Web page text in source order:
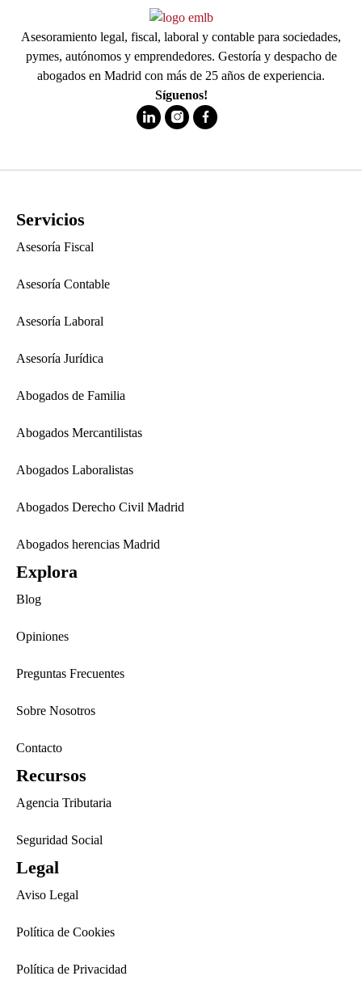
Asesoramiento legal, fiscal, laboral y contable para sociedades,
pymes, autónomos y emprendedores. Gestoría y despacho de
abogados en Madrid con más de 25 años de experiencia.
Síguenos!
Servicios
Asesoría Fiscal
Asesoría Contable
Asesoría Laboral
Asesoría Jurídica
Abogados de Familia
Abogados Mercantilistas
Abogados Laboralistas
Abogados Derecho Civil Madrid
Abogados herencias Madrid
Explora
Blog
Opiniones
Preguntas Frecuentes
Sobre Nosotros
Contacto
Recursos
Agencia Tributaria
Seguridad Social
Legal
Aviso Legal
Política de Cookies
Política de Privacidad